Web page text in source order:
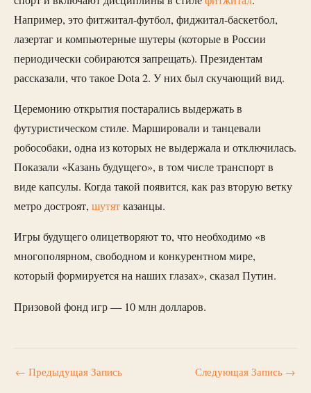
Например, это фитжитал-футбол, фиджитал-баскетбол,
лазертаг и компьютерные шутеры (которые в России
периодически собираются запрещать). Президентам
рассказали, что такое Dota 2. У них был скучающий вид.
Церемонию открытия постарались выдержать в
футуристическом стиле. Маршировали и танцевали
робособаки, одна из которых не выдержала и отключилась.
Показали «Казань будущего», в том числе транспорт в
виде капсулы. Когда такой появится, как раз вторую ветку
метро достроят, шутятказанцы.
Игры будущего олицетворяют то, что необходимо «в
многополярном, свободном и конкурентном мире,
который формируется на наших глазах», сказал Путин.
Призовой фонд игр — 10 млн долларов.
← Предыдущая Запись Следующая Запись →